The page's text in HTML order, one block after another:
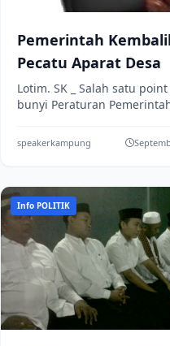
Pemerintah
Pecatu Aparat Desa
Lotim. SK _ Salah satu
bunyi Peraturan
Pelaksanaan Undang-
Nomor 6 Tahu...
speakerkampung
Info POLITIK